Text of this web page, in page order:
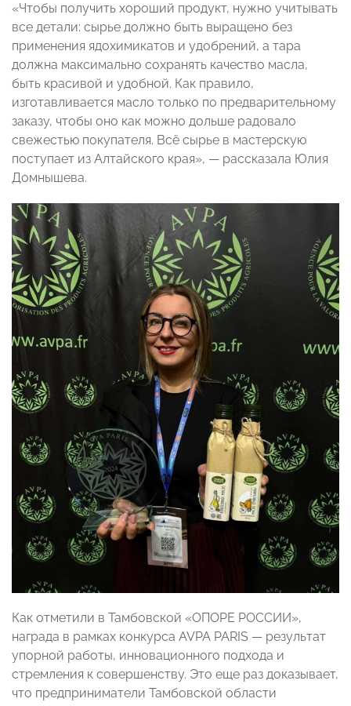
«Чтобы получить хороший продукт, нужно учитывать
все детали: сырье должно быть выращено без
применения ядохимикатов и удобрений, а тара
должна максимально сохранять качество масла,
быть красивой и удобной. Как правило,
изготавливается масло только по предварительному
заказу, чтобы оно как можно дольше радовало
свежестью покупателя. Всё сырье в мастерскую
поступает из Алтайского края», — рассказала Юлия
Домнышева.
Как отметили в Тамбовской «ОПОРЕ РОССИИ»,
награда в рамках конкурса AVPA PARIS — результат
упорной работы, инновационного подхода и
стремления к совершенству. Это еще раз доказывает,
что предприниматели Тамбовской области